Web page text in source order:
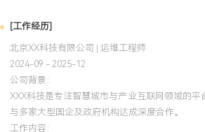
程，参与校园网流量监控与预警系统课程
数据采集与告警引擎开发，实现百台网络
[工作经历]
北京XX科技有限公司 | 运维工程师
2024-09 - 2025-12
公司背景：
XXX科技是专注智慧城市与产业互联网领域的
与多家大型国企及政府机构达成深度合作。
工作内容：